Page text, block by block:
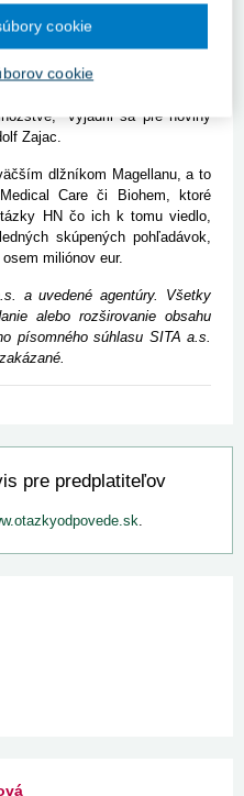
služby Renáta Dundová sa pre
by boli schopní uhradiť, ak
dodávateľom krvi, má
vyjadril sa pre noviny
Zajac.
dlžníkom Magellanu, a to
Care či Biohem, ktoré
HN čo ich k tomu viedlo,
skúpených pohľadávok,
miliónov eur.
a uvedené agentúry. Všetky
alebo rozširovanie obsahu
písomného súhlasu SITA a.s.
pre predplatiteľov
.
cookie
cookie